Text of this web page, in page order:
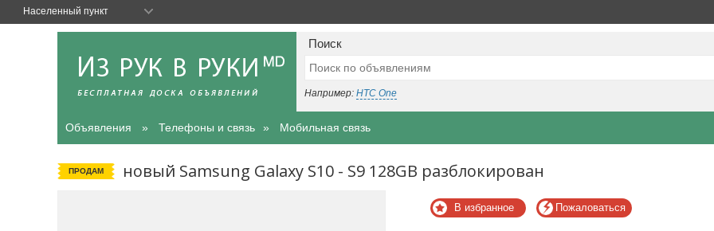
Поиск
Например: HTC One
Объявления Телефоны и связь Мобильная связь
ПРОДАМ новый Samsung Galaxy S10 - S9 128GB разблокирован
В избранное Пожаловаться
Населенный пункт